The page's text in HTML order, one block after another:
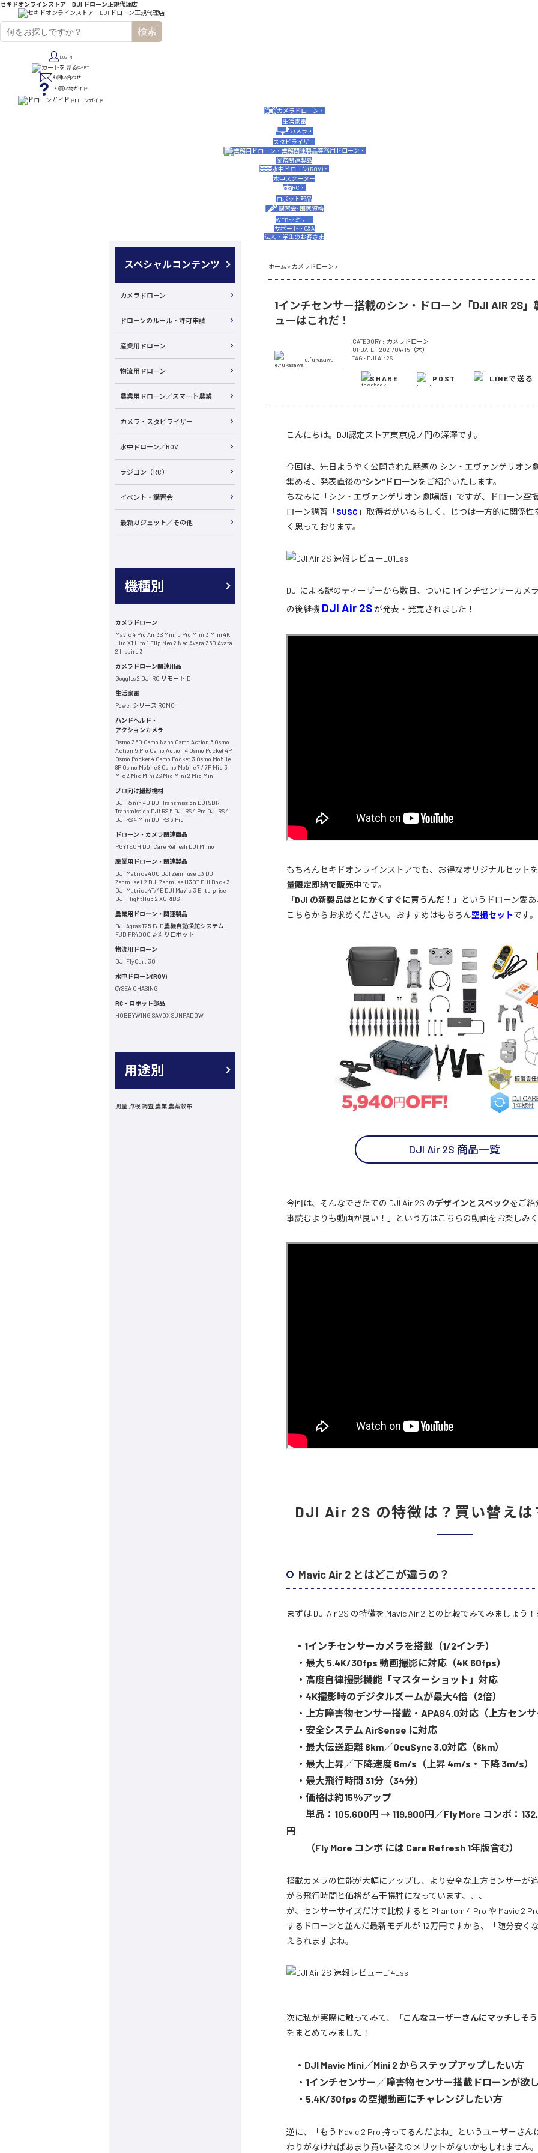
セキドオンラインストア DJI ドローン正規代理店
検索
LOGIN
CART
お問い合わせ
お買い物ガイド
ドローンガイド
カメラドローン・
生活家電
カメラ・
スタビライザー
業務用ドローン・
業務関連製品
水中ドローン(ROV)・
水中スクーター
RC・
ロボット部品
講習会･国家資格
WEBセミナー
サポート・Q&A
法人・学生のお客さま
スペシャルコンテンツ
カメラドローン
ドローンのルール・許可申請
産業用ドローン
物流用ドローン
農業用ドローン／スマート農業
カメラ・スタビライザー
水中ドローン／ROV
ラジコン（RC）
イベント・講習会
最新ガジェット／その他
機種別
カメラドローン
Mavic 4 Pro Air 3S Mini 5 Pro Mini 3 Mini 4K
Lito X1 Lito 1 Flip Neo 2 Neo Avata 360 Avata
2 Inspire 3
カメラドローン関連用品
Goggles 2 DJI RC リモートID
生活家電
Power シリーズ ROMO
ハンドヘルド・
アクションカメラ
Osmo 360 Osmo Nano Osmo Action 6 Osmo
Action 5 Pro Osmo Action 4 Osmo Pocket 4P
Osmo Pocket 4 Osmo Pocket 3 Osmo Mobile
8P Osmo Mobile 8 Osmo Mobile 7 / 7P Mic 3
Mic 2 Mic Mini 2S Mic Mini 2 Mic Mini
プロ向け撮影機材
DJI Ronin 4D DJI Transmission DJI SDR
Transmission DJI RS 5 DJI RS 4 Pro DJI RS 4
DJI RS 4 Mini DJI RS 3 Pro
ドローン・カメラ関連商品
PGYTECH DJI Care Refresh DJI Mimo
産業用ドローン・関連製品
DJI Matrice 400 DJI Zenmuse L3 DJI
Zenmuse L2 DJI Zenmuse H30T DJI Dock 3
DJI Matrice 4T/4E DJI Mavic 3 Enterprise
DJI FlightHub 2 XGRIDS
農業用ドローン・関連製品
DJI Agras T25 FJD農機自動操舵システム
FJD FR4000 芝刈りロボット
物流用ドローン
DJI FlyCart 30
水中ドローン(ROV)
QYSEA CHASING
RC・ロボット部品
HOBBYWING SAVOXSUNPADOW
用途別
測量 点検調査 農業 農薬散布
ホーム > カメラドローン >
1インチセンサー搭載のシン・ドローン「DJI AIR 2S
ューはこれだ！
e.fukasawa
CATEGORY : カメラドローン
UPDATE : 2021/04/15（木）
TAG : DJI Air 2S
SHARE POST LINEで送る
こんにちは。DJI認定ストア東京虎ノ門の深澤です。
今回は、先日ようやく公開された話題の シン・エヴァンゲリオン
集める、発表直後の“シン”ドローンをご紹介いたします。
ちなみに「シン・エヴァンゲリオン 劇場版」ですが、ドローン空
ローン講習「SUSC 」取得者がいるらしく、じつは一方的に関係性
く思っております。
DJI による謎のティーザーから数日、ついに 1インチセンサーカメ
の後継機 DJI Air 2Sが発表・発売されました！
もちろんセキドオンラインストアでも、お得なオリジナルセット
量限定即納で販売中です。
「DJI の新製品はとにかくすぐに買うんだ！」
というドローン愛
こちらからお求めください。おすすめはもちろん空撮セットです。
DJI Air 2S 商品一覧
今回は、そんなできたての DJI Air 2S のデザインとスペックをご紹
事読むよりも動画が良い！」という方はこちらの動画をお楽しみく
DJI Air 2S の特徴は？買い替えは
Mavic Air 2 とはどこが違うの？
まずは DJI Air 2S の特徴を Mavic Air 2 との比較でみてみましょう
・1インチセンサーカメラを搭載（1/2インチ）
・最大 5.4K/30fps 動画撮影に対応（4K 60fps）
・高度自律撮影機能「マスターショット」対応
・4K撮影時のデジタルズームが最大4倍（2倍）
・上方障害物センサー搭載・APAS4.0対応（上方センサ
・安全システム AirSense に対応
・最大伝送距離 8km／OcuSync 3.0対応（6km）
・最大上昇／下降速度 6m/s（上昇 4m/s・下降 3m/s）
・最大飛行時間 31分（34分）
・価格は約15％アップ
単品：105,600円 → 119,900円／Fly More コンボ：
円
（Fly More コンボ には Care Refresh 1年版含む）
搭載カメラの性能が大幅にアップし、より安全な上方センサーが
がら飛行時間と価格が若干犠牲になっています、、、
が、センサーサイズだけで比較すると Phantom 4 Pro や Mavic 2
するドローンと並んだ最新モデルが 12万円ですから、「随分安く
えられますよね。
次に私が実際に触ってみて、 「こんなユーザーさんにマッチしそう
をまとめてみました！
・DJI Mavic Mini／Mini 2 からステップアップしたい方
・1インチセンサー／障害物センサー搭載ドローンが欲
・5.4K/30fps の空撮動画にチャレンジしたい方
逆に、「もう Mavic 2 Pro 持ってるんだよね」というユーザーさん
わりがなければあまり買い替えのメリットがないかもしれません